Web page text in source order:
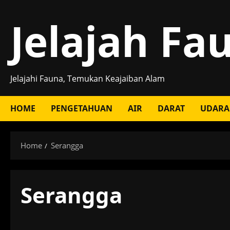
contentJelajah
Jelajahi Fauna, Temukan Keajaiban Alam
HOME PENGETAHUAN AIR DARAT UDARA
Home Serangga
Serangga